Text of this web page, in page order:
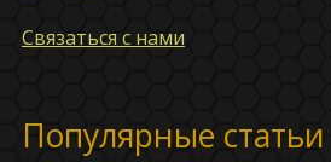
Связаться с нами
Популярные статьи